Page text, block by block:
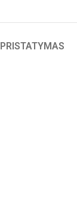
PRISTATYMAS